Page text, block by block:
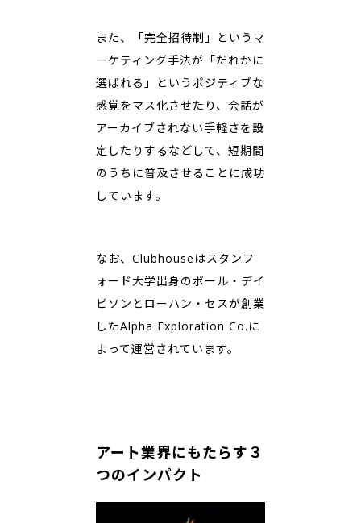
また、「完全招待制」というマ
ーケティング手法が「だれかに
選ばれる」というポジティブな
感覚をマス化させたり、会話が
アーカイブされない手軽さを設
定したりするなどして、短期間
のうちに普及させることに成功
しています。
なお、Clubhouseはスタンフ
ォード大学出身のポール・デイ
ビソンとローハン・セスが創業
したAlpha Exploration Co.に
よって運営されています。
アート業界にもたらす３
つのインパクト